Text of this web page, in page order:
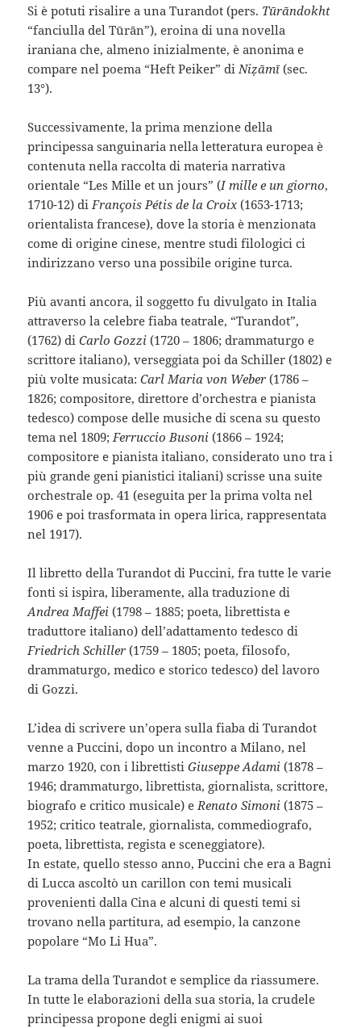
Si è potuti risalire a una Turandot (pers. Tūrāndokht
“fanciulla del Tūrān”), eroina di una novella
iraniana che, almeno inizialmente, è anonima e
compare nel poema “Heft Peiker” di Niẓāmī(sec.
13°).
Successivamente, la prima menzione della
principessa sanguinaria nella letteratura europea è
contenuta nella raccolta di materia narrativa
orientale “Les Mille et un jours” (I mille e un giorno,
1710-12) di François Pétis de la Croix(1653-1713;
orientalista francese), dove la storia è menzionata
come di origine cinese, mentre studi filologici ci
indirizzano verso una possibile origine turca.
Più avanti ancora, il soggetto fu divulgato in Italia
attraverso la celebre fiaba teatrale, “Turandot”,
(1762) diCarlo Gozzi (1720 – 1806; drammaturgo e
scrittore italiano), verseggiata poi da Schiller (1802) e
più volte musicata:Carl Maria von Weber (1786 –
1826; compositore, direttore d’orchestra e pianista
tedesco) compose delle musiche di scena su questo
tema nel 1809; Ferruccio Busoni (1866 – 1924;
compositore e pianista italiano, considerato uno tra i
più grande geni pianistici italiani) scrisse una suite
orchestrale op. 41 (eseguita per la prima volta nel
1906 e poi trasformata in opera lirica, rappresentata
nel 1917).
Il libretto della Turandot di Puccini, fra tutte le varie
fonti si ispira, liberamente, alla traduzione di
Andrea Maffei(1798 – 1885; poeta, librettista e
traduttore italiano) dell’adattamento tedesco di
Friedrich Schiller (1759 – 1805; poeta, filosofo,
drammaturgo, medico e storico tedesco) del lavoro
di Gozzi.
L’idea di scrivere un’opera sulla fiaba di Turandot
venne a Puccini, dopo un incontro a Milano, nel
marzo 1920, con i librettistiGiuseppe Adami (1878 –
1946; drammaturgo, librettista, giornalista, scrittore,
biografo e critico musicale) e Renato Simoni (1875 –
1952; critico teatrale, giornalista, commediografo,
poeta, librettista, regista e sceneggiatore).
In estate, quello stesso anno, Puccini che era a Bagni
di Lucca ascoltò un carillon con temi musicali
provenienti dalla Cina e alcuni di questi temi si
trovano nella partitura, ad esempio, la canzone
popolare “Mo Li Hua”.
La trama della Turandot e semplice da riassumere.
In tutte le elaborazioni della sua storia, la crudele
principessa propone degli enigmi ai suoi